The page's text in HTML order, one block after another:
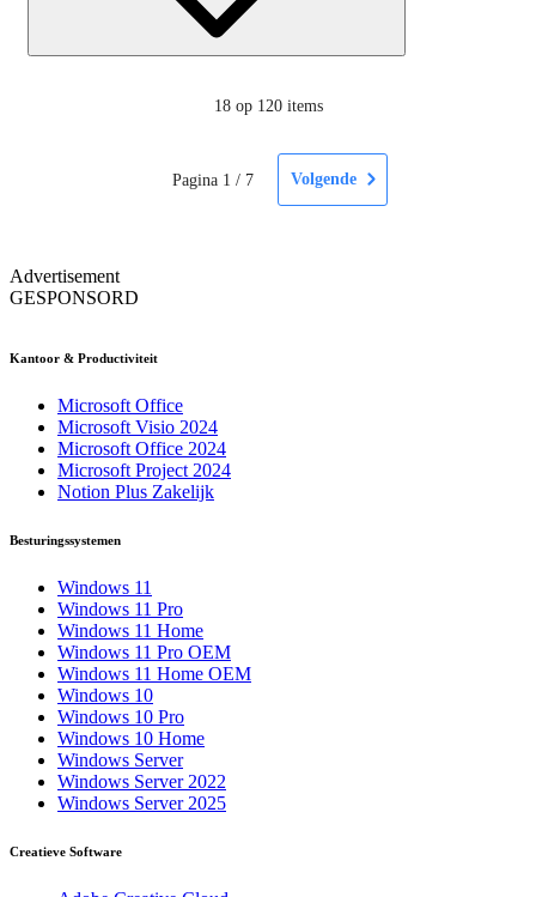
18 op 120 items
Pagina 1 / 7 Volgende
Advertisement
GESPONSORD
Kantoor & Productiviteit
Microsoft Office
Microsoft Visio 2024
Microsoft Office 2024
Microsoft Project 2024
Notion Plus Zakelijk
Besturingssystemen
Windows 11
Windows 11 Pro
Windows 11 Home
Windows 11 Pro OEM
Windows 11 Home OEM
Windows 10
Windows 10 Pro
Windows 10 Home
Windows Server
Windows Server 2022
Windows Server 2025
Creatieve Software